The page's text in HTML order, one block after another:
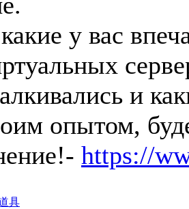
у вас
и
опытом,
https://
具